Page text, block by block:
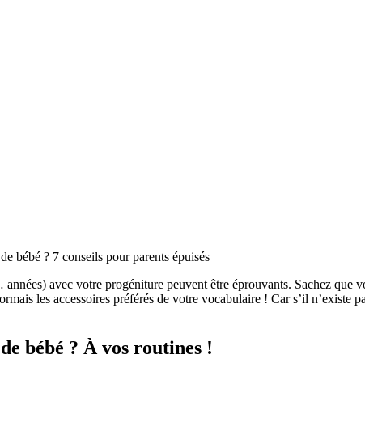
bébé ? 7 conseils pour parents épuisés
avec votre progéniture peuvent être éprouvants. Sachez que
les accessoires préférés de votre vocabulaire ! Car s’il
bébé ? À vos routines !